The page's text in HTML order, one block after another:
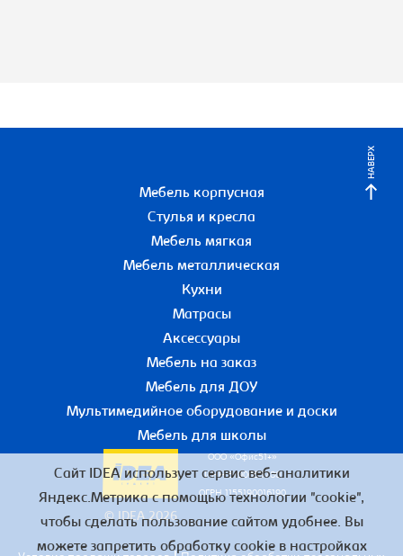
НАВЕРХ
Мебель корпусная
Стулья и кресла
Мебель мягкая
Мебель металлическая
Кухни
Матрасы
Аксессуары
Мебель на заказ
Мебель для ДОУ
Мультимедийное оборудование и доски
Мебель для школы
© IDEA 2026
ООО «Офис51+»
ИНН 5190055780
ОГРН 1155190016190
Сайт IDEA использует сервис веб-аналитики
Яндекс.Метрика с помощью технологии "cookie",
чтобы сделать пользование сайтом удобнее. Вы
можете запретить обработку cookie в настройках